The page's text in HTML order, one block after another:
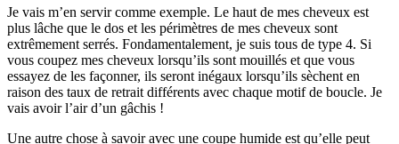
Je vais m’en servir comme exemple. Le haut de mes cheveux est
plus lâche que le dos et les périmètres de mes cheveux sont
extrêmement serrés. Fondamentalement, je suis tous de type 4. Si
vous coupez mes cheveux lorsqu’ils sont mouillés et que vous
essayez de les façonner, ils seront inégaux lorsqu’ils sèchent en
raison des taux de retrait différents avec chaque motif de boucle. Je
vais avoir l’air d’un gâchis !
Une autre chose à savoir avec une coupe humide est qu’elle peut